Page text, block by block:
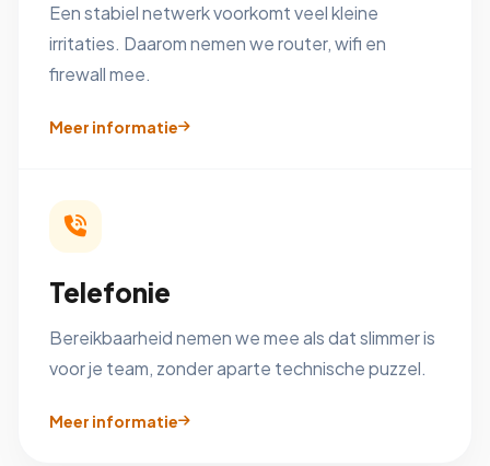
Een stabiel netwerk voorkomt veel kleine
irritaties. Daarom nemen we router, wifi en
firewall mee.
Meer informatie
Telefonie
Bereikbaarheid nemen we mee als dat slimmer is
voor je team, zonder aparte technische puzzel.
Meer informatie